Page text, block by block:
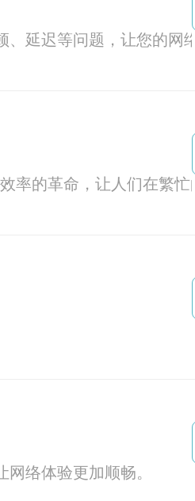
延迟等问题，让您的网
率的革命，让人们在繁
络体验更加顺畅。